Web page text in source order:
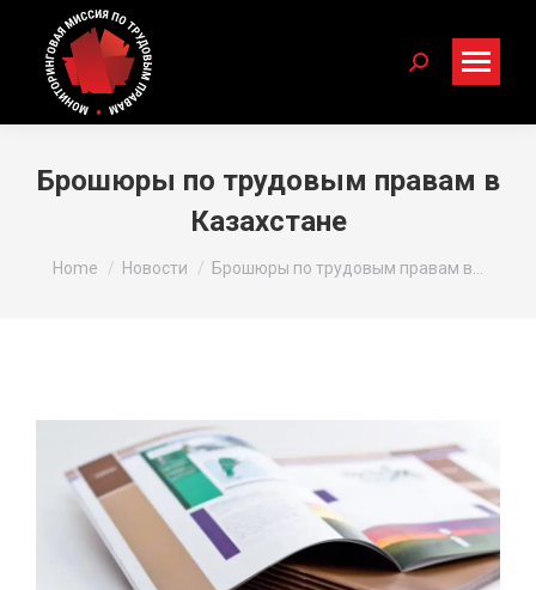
Search:
Брошюры по трудовым правам в
Казахстане
You are here:
Home Новости Брошюры по трудовым правам в…